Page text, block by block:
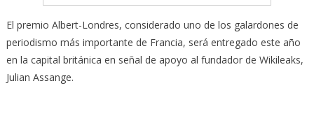
El premio Albert-Londres, considerado uno de los galardones de
periodismo más importante de Francia, será entregado este año
en la capital británica en señal de apoyo al fundador de Wikileaks,
Julian Assange.